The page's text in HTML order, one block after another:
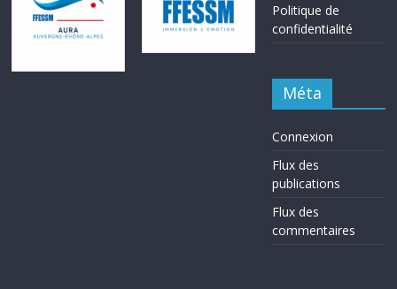
Politique de
confidentialité
Méta
Connexion
Flux des
publications
Flux des
commentaires